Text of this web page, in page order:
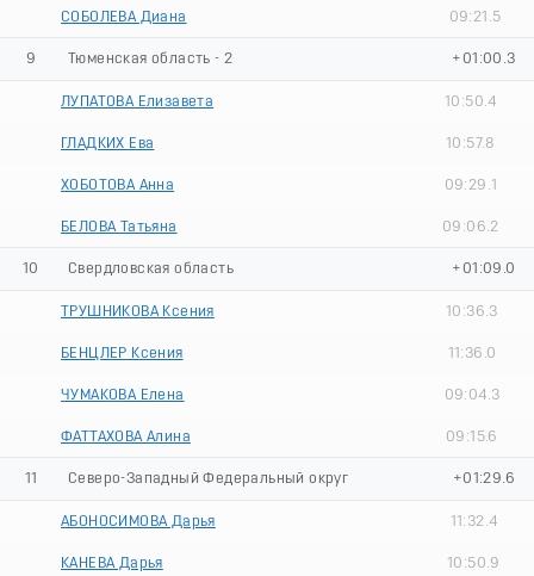
СОБОЛЕВА Диана 09:21.5
9 Тюменская область - 2 +01:00.3
ЛУПАТОВА Елизавета 10:50.4
ГЛАДКИХ Ева 10:57.8
ХОБОТОВА Анна 09:29.1
БЕЛОВА Татьяна 09:06.2
10 Свердловская область +01:09.0
ТРУШНИКОВА Ксения 10:36.3
БЕНЦЛЕР Ксения 11:36.0
ЧУМАКОВА Елена 09:04.3
ФАТТАХОВА Алина 09:15.6
11 Северо-Западный Федеральный округ +01:29.6
АБОНОСИМОВА Дарья 11:32.4
КАНЕВА Дарья 10:50.9